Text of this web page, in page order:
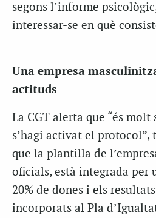
segons l’informe
interessar-se en què
Una empresa
actituds
La CGT alerta que “és
s’hagi activat el protocol”,
que la plantilla de
oficials, està integrada per
20% de dones i els
incorporats al Pla